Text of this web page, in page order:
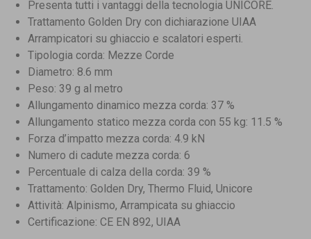
Presenta tutti i vantaggi della tecnologia UNICORE.
Trattamento Golden Dry con dichiarazione UIAA
Arrampicatori su ghiaccio e scalatori esperti.
Tipologia corda: Mezze Corde
Diametro: 8.6 mm
Peso: 39 g al metro
Allungamento dinamico mezza corda: 37 %
Allungamento statico mezza corda con 55 kg: 11.5 %
Forza d’impatto mezza corda: 4.9 kN
Numero di cadute mezza corda: 6
Percentuale di calza della corda: 39 %
Trattamento: Golden Dry, Thermo Fluid, Unicore
Attività: Alpinismo, Arrampicata su ghiaccio
Certificazione: CE EN 892, UIAA